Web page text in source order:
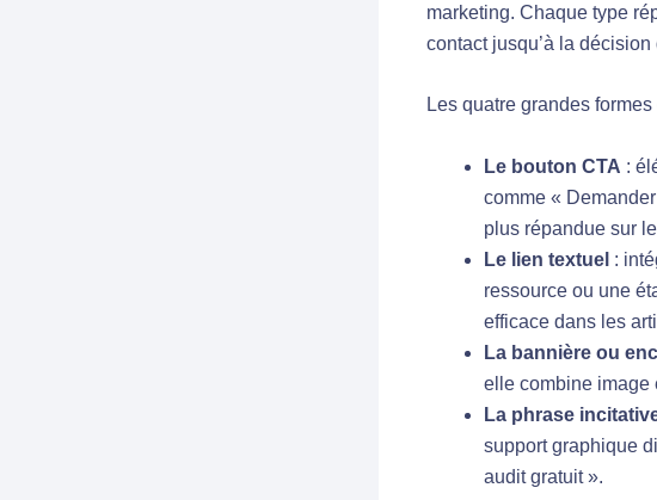
marketing. Chaque type
contact jusqu’à la décision
Les quatre grandes
Le bouton CTA :
comme «
plus répandue sur
Le lien textuel :
ressource ou une
efficace dans les
La bannière ou
elle combine image
La phrase
support graphique
audit gratuit ».